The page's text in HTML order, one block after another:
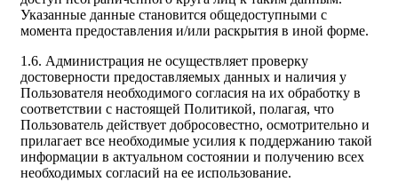
Указанные данные становится общедоступными с
момента предоставления и/или раскрытия в иной форме.
1.6. Администрация не осуществляет проверку
достоверности предоставляемых данных и наличия у
Пользователя необходимого согласия на их обработку в
соответствии с настоящей Политикой, полагая, что
Пользователь действует добросовестно, осмотрительно и
прилагает все необходимые усилия к поддержанию такой
информации в актуальном состоянии и получению всех
необходимых согласий на ее использование.